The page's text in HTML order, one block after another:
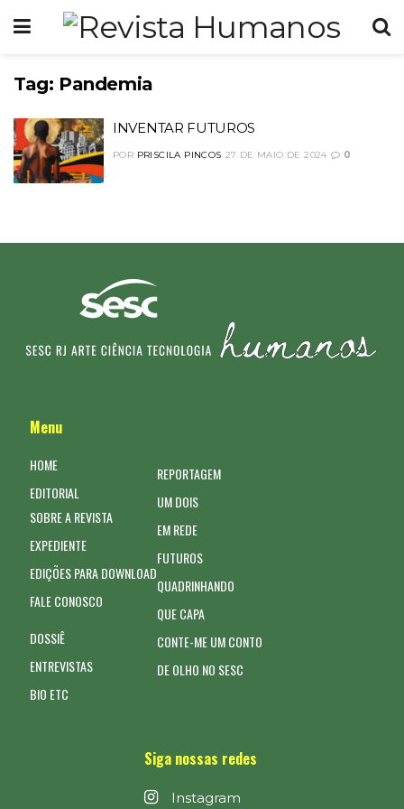
Tag: Pandemia
INVENTAR FUTUROS
POR PRISCILA PINCOS 27 DE MAIO DE 2024 0
Menu
HOME
EDITORIAL
SOBRE A REVISTA
EXPEDIENTE
EDIÇÕES PARA DOWNLOAD
FALE CONOSCO
DOSSIÊ
ENTREVISTAS
BIO ETC
REPORTAGEM
UM DOIS
EM REDE
FUTUROS
QUADRINHANDO
QUE CAPA
CONTE-ME UM CONTO
DE OLHO NO SESC
Siga nossas redes
Instagram